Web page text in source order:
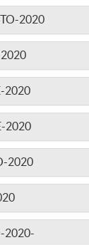
2020
2020
2020
2020
2020-